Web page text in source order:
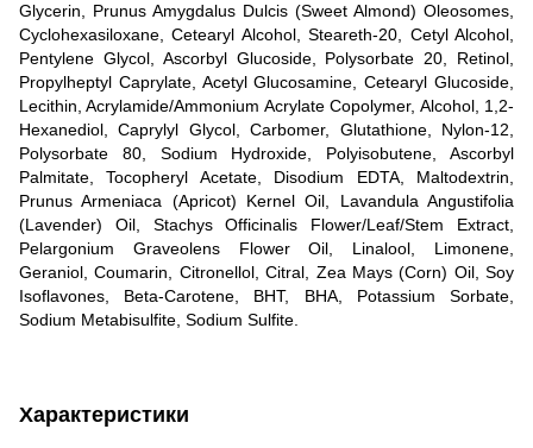
Glycerin, Prunus Amygdalus Dulcis (Sweet Almond) Oleosomes,
Cyclohexasiloxane, Cetearyl Alcohol, Steareth-20, Cetyl Alcohol,
Pentylene Glycol, Ascorbyl Glucoside, Polysorbate 20, Retinol,
Propylheptyl Caprylate, Acetyl Glucosamine, Cetearyl Glucoside,
Lecithin, Acrylamide/Ammonium Acrylate Copolymer, Alcohol, 1,2-
Hexanediol, Caprylyl Glycol, Carbomer, Glutathione, Nylon-12,
Polysorbate 80, Sodium Hydroxide, Polyisobutene, Ascorbyl
Palmitate, Tocopheryl Acetate, Disodium EDTA, Maltodextrin,
Prunus Armeniaca (Apricot) Kernel Oil, Lavandula Angustifolia
(Lavender) Oil, Stachys Officinalis Flower/Leaf/Stem Extract,
Pelargonium Graveolens Flower Oil, Linalool, Limonene,
Geraniol, Coumarin, Citronellol, Citral, Zea Mays (Corn) Oil, Soy
Isoflavones, Beta-Carotene, BHT, BHA, Potassium Sorbate,
Sodium Metabisulfite, Sodium Sulfite.
Характеристики